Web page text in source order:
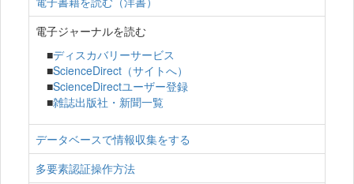
電子ジャーナルを読む
■ディスカバリーサービス
■ScienceDirect（サイトへ）
■ScienceDirectユーザー登録
■雑誌出版社・新聞一覧
データベースで情報収集をする
多要素認証操作方法